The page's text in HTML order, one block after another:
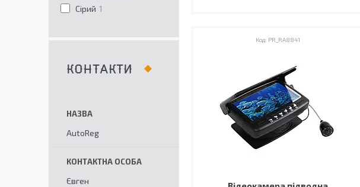
PR_RA8841
Сірий 1
КОНТАКТИ
AutoReg
Євген